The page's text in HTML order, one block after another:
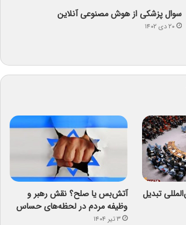
سوال پزشکی از هوش مصنوعی آنلاین
۲۰ دی ۱۴۰۲
تبدیل
آتش‌بس یا صلح؟ نقش رهبر و
وظیفه مردم در لحظه‌های حساس
۳ تیر ۱۴۰۴